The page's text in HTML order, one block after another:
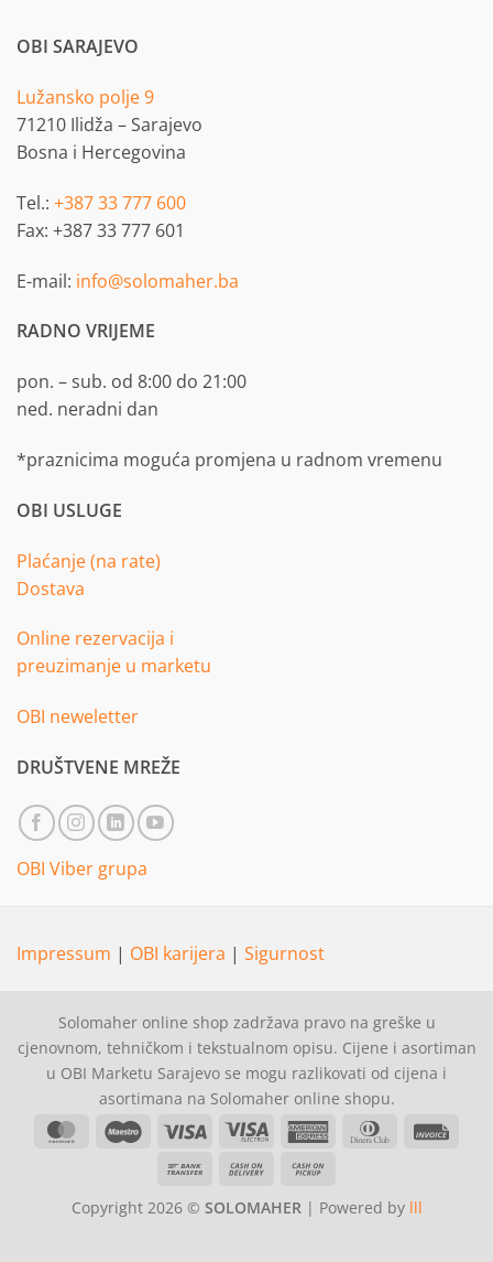
OBI SARAJEVO
Lužansko polje 9
71210 Ilidža – Sarajevo
Bosna i Hercegovina
Tel.: +387 33 777 600
Fax: +387 33 777 601
E-mail: info@solomaher.ba
RADNO VRIJEME
pon. – sub. od 8:00 do 21:00
ned. neradni dan
*praznicima moguća promjena u radnom vremenu
OBI USLUGE
Plaćanje (na rate)
Dostava
Online rezervacija i
preuzimanje u marketu
OBI neweletter
DRUŠTVENE MREŽE
OBI Viber grupa
Impressum | OBI karijera | Sigurnost
Solomaher online shop zadržava pravo na greške u
cjenovnom, tehničkom i tekstualnom opisu. Cijene i asortiman
u OBI Marketu Sarajevo se mogu razlikovati od cijena i
asortimana na Solomaher online shopu.
MasterCardMaestro Visa
Visa
American Dinners
Bank
Cash
Delivery Pickup
Copyright 2026 © SOLOMAHER| Powered by lll